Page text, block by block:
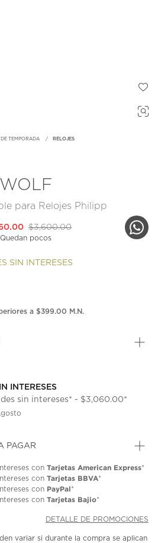
TEMPORADA RELOJES
WOLF
para Relojes Philipp
$3,600.00
Quedan pocos
SIN INTERESES
a $399.00 M.N.
INTERESES
sin intereses* - $3,060.00*
PAGAR
con Tarjetas American Express*
con Tarjetas BBVA*
con PayPal*
con Tarjetas Bajio*
DETALLE DE PROMOCIONES
variar si durante la compra se aplican